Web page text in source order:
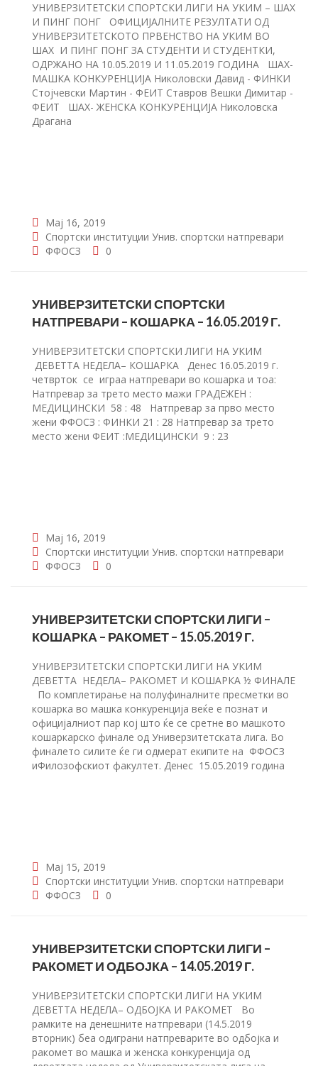
УНИВЕРЗИТЕТСКИ СПОРТСКИ ЛИГИ НА УКИМ – ШАХ
И ПИНГ ПОНГ ОФИЦИЈАЛНИТЕ РЕЗУЛТАТИ ОД
УНИВЕРЗИТЕТСКОТО ПРВЕНСТВО НА УКИМ ВО
ШАХ И ПИНГ ПОНГ ЗА СТУДЕНТИ И СТУДЕНТКИ,
ОДРЖАНО НА 10.05.2019 И 11.05.2019 ГОДИНА ШАХ-
МАШКА КОНКУРЕНЦИЈА Николовски Давид - ФИНКИ
Стојчевски Мартин - ФЕИТ Ставров Вешки Димитар -
ФЕИТ ШАХ- ЖЕНСКА КОНКУРЕНЦИЈА Николовска
Драгана
Мај 16, 2019
Спортски институции Унив. спортски натпревари
ФФОСЗ
0
УНИВЕРЗИТЕТСКИ СПОРТСКИ
НАТПРЕВАРИ – КОШАРКА – 16.05.2019 Г.
УНИВЕРЗИТЕТСКИ СПОРТСКИ ЛИГИ НА УКИМ
ДЕВЕТТА НЕДЕЛА– КОШАРКА Денес 16.05.2019 г.
четврток сe играа натпревари во кошарка и тоа:
Натпревар за трето место мажи ГРАДЕЖЕН :
МЕДИЦИНСКИ 58 : 48 Натпревар за прво место
жени ФФОСЗ : ФИНКИ 21 : 28 Натпревар за трето
место жени ФЕИТ :МЕДИЦИНСКИ 9 : 23
Мај 16, 2019
Спортски институции Унив. спортски натпревари
ФФОСЗ
0
УНИВЕРЗИТЕТСКИ СПОРТСКИ ЛИГИ –
КОШАРКА – РАКОМЕТ – 15.05.2019 Г.
УНИВЕРЗИТЕТСКИ СПОРТСКИ ЛИГИ НА УКИМ
ДЕВЕТТА НЕДЕЛА– РАКОМЕТ И КОШАРКА ½ ФИНАЛЕ
По комплетирање на полуфиналните пресметки во
кошарка во машка конкуренција веќе е познат и
официјалниот пар кој што ќе се сретне во машкото
кошаркарско финале од Универзитетската лига. Во
финалето силите ќе ги одмерат екипите на ФФОСЗ
иФилозофскиот факултет. Денес 15.05.2019 година
Мај 15, 2019
Спортски институции Унив. спортски натпревари
ФФОСЗ
0
УНИВЕРЗИТЕТСКИ СПОРТСКИ ЛИГИ –
РАКОМЕТ И ОДБОЈКА – 14.05.2019 Г.
УНИВЕРЗИТЕТСКИ СПОРТСКИ ЛИГИ НА УКИМ
ДЕВЕТТА НЕДЕЛА– ОДБОЈКА И РАКОМЕТ Во
рамките на денешните натпревари (14.5.2019
вторник) беа одиграни натпреварите во одбојка и
ракомет во машка и женска конкуренција од